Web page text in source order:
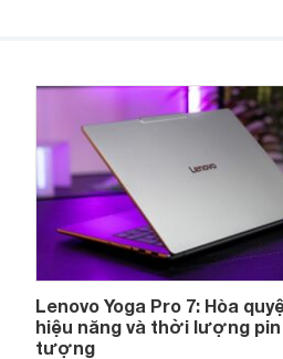
Lenovo Yoga Pro 7: Hòa
hiệu năng và thời lượng pin
tượng